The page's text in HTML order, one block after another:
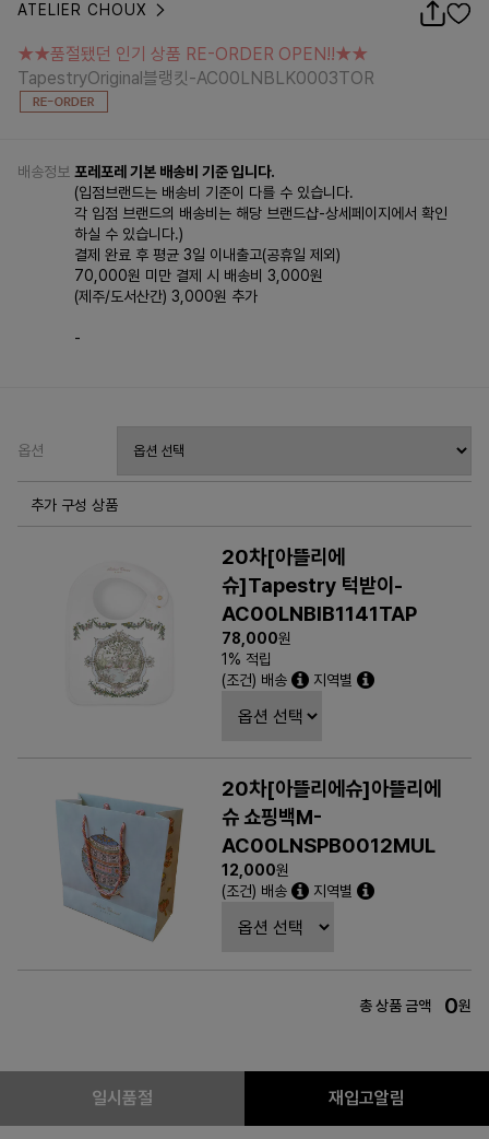
ATELIER CHOUX
TapestryOriginal블랭킷-AC00LNBLK0003TOR
★★품절됐던 인기 상품 RE-ORDER OPEN!!★★
TapestryOriginal블랭킷-AC00LNBLK0003TOR
배송정보 포레포레 기본 배송비 기준 입니다.
(입점브랜드는 배송비 기준이 다를 수 있습니다.
각 입점 브랜드의 배송비는 해당 브랜드샵-상세페이지에서 확인
하실 수 있습니다.)
결제 완료 후 평균 3일 이내출고(공휴일 제외)
70,000원 미만 결제 시 배송비 3,000원
(제주/도서산간) 3,000원 추가
-
옵션
추가 구성 상품
20차[아뜰리에
슈]Tapestry 턱받이-
AC00LNBIB1141TAP
78,000원
1% 적립
(조건) 배송
지역별
20차[아뜰리에슈]아뜰리에
슈 쇼핑백M-
AC00LNSPB0012MUL
12,000원
(조건) 배송
지역별
총 상품 금액 0원
일시품절 재입고알림